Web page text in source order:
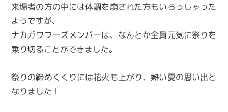
来場者の方の中には体調を崩された方もいらっしゃった
ようですが、
ナカガワフーズメンバーは、なんとか全員元気に祭りを
乗り切ることができました。
祭りの締めくくりには花火も上がり、熱い夏の思い出と
なりました！